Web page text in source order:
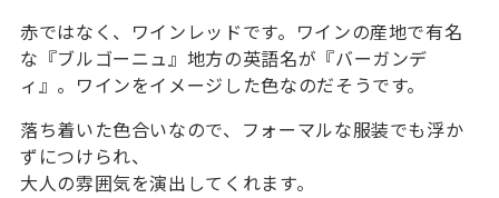
赤ではなく、ワインレッドです。ワインの産地で有名
な『ブルゴーニュ』地方の英語名が『バーガンデ
ィ』。ワインをイメージした色なのだそうです。
落ち着いた色合いなので、フォーマルな服装でも浮か
ずにつけられ、
大人の雰囲気を演出してくれます。